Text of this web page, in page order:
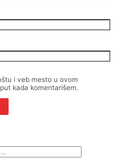
i veb mesto u ovom
kada komentarišem.